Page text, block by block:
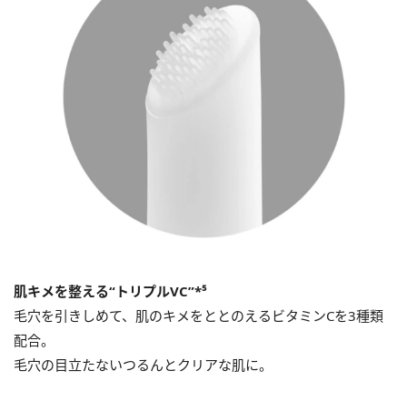
肌キメを整える“トリプルVC”*⁵
毛穴を引きしめて、肌のキメをととのえるビタミンCを3種類
配合。
毛穴の目立たないつるんとクリアな肌に。